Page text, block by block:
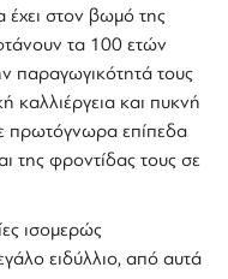
στον βωμό της
τα 100 ετών
παραγωγικότητά τους
καλλιέργεια και πυκνή
πρωτόγνωρα επίπεδα
της φροντίδας τους σε
ισομερώς
ειδύλλιο, από αυτά